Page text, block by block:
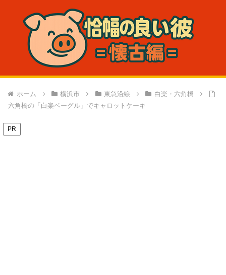
ホーム 横浜市 東急沿線
白楽・六角橋
六角橋の「白楽ベーグル」でキャロットケーキ
PR